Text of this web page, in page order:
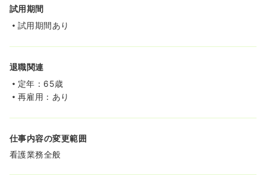
試用期間
試用期間あり
退職関連
定年：65歳
再雇用：あり
仕事内容の変更範囲
看護業務全般